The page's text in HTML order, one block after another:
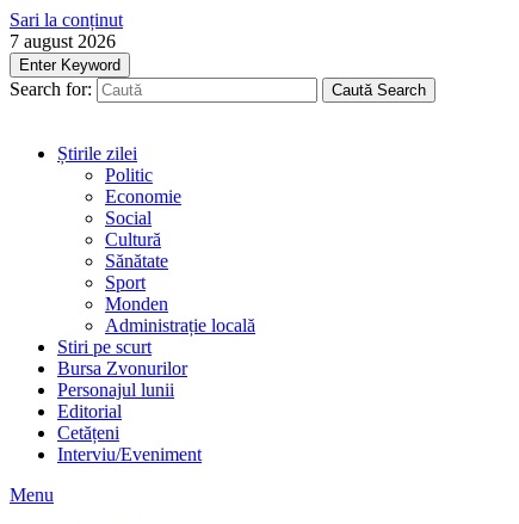
Sari la conținut
7 august 2026
Enter Keyword
Search for: Caută Search
Știrile zilei
Politic
Economie
Social
Cultură
Sănătate
Sport
Monden
Administrație locală
Stiri pe scurt
Bursa Zvonurilor
Personajul lunii
Editorial
Cetățeni
Interviu/Eveniment
Menu